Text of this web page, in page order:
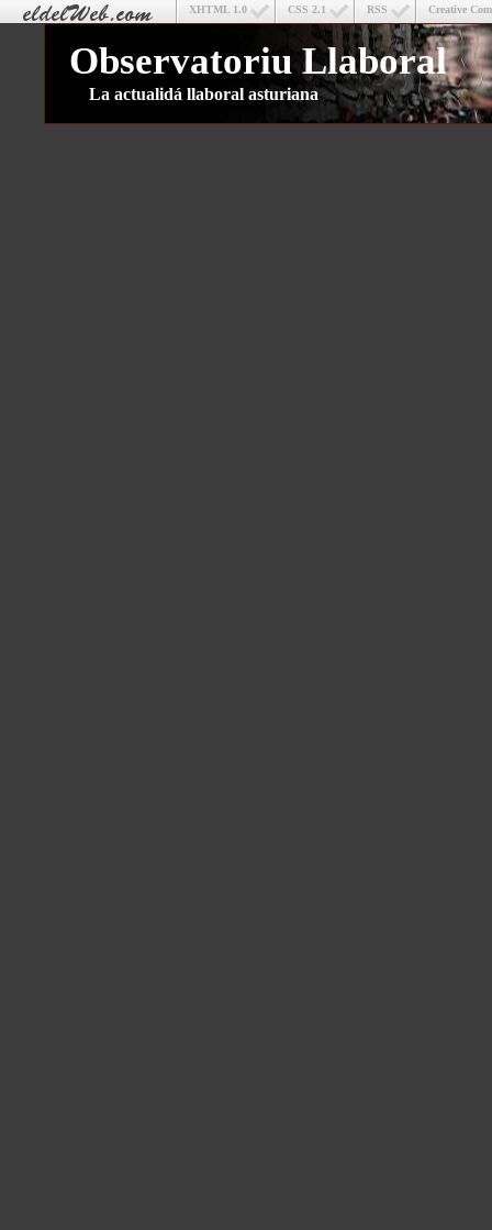
Creative
RSS
CSS 2.1
XHTML 1.0
Observatoriu Llaboral
La actualidá llaboral asturiana